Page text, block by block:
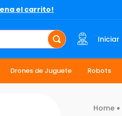
el carrito!
Iniciar
Drones de Juguete Robots